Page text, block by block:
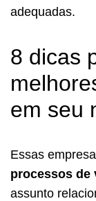
adequadas.
8 dicas
em seu
Essas
processos de
assunto